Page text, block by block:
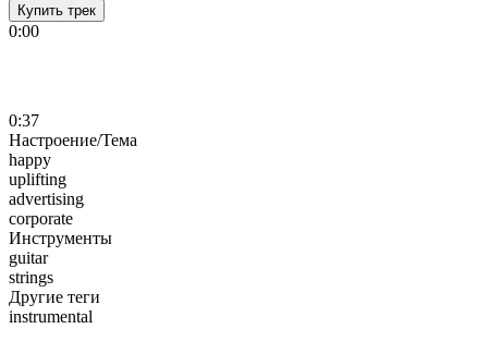
Купить трек
0:00
0:37
Настроение/Тема
happy
uplifting
advertising
corporate
Инструменты
guitar
strings
Другие теги
instrumental